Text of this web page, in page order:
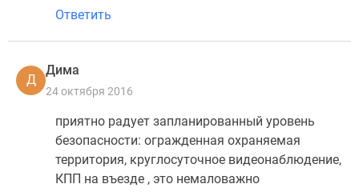
Ответить
Д
Дима
24 октября 2016
приятно радует запланированный уровень
безопасности: огражденная охраняемая
территория, круглосуточное видеонаблюдение,
КПП на въезде , это немаловажно